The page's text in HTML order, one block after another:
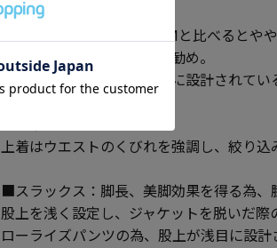
■RESPECT NEROとは
RESPECT NERO PLATINUMと比べると
で細身に着用したい方にお勧め。
通常のスーツよりやや細めに設計されてい
上着はウエストのくびれを強調し、絞り込
■スラックス：脚長、美脚効果を得る為、
股上を浅く設定し、ジャケットを脱いだ際
ローライズパンツの為、股上が浅目に設計